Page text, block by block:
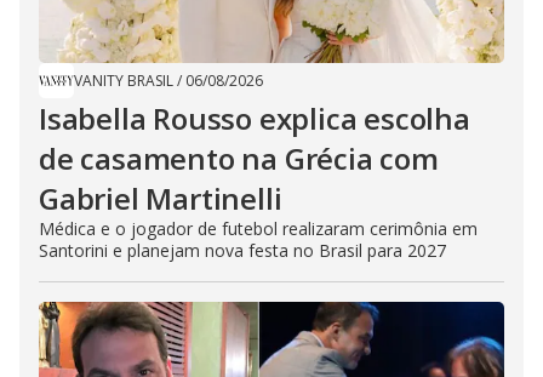
VANITY BRASIL/ 06/08/2026
Isabella Rousso explica escolha
de casamento na Grécia com
Gabriel Martinelli
Médica e o jogador de futebol realizaram cerimônia em
Santorini e planejam nova festa no Brasil para 2027